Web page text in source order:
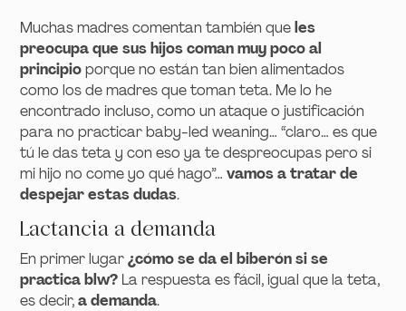
Muchas madres comentan también queles
preocupa que sus hijos coman muy poco al
principioporque no están tan bien alimentados
como los de madres que toman teta. Me lo he
encontrado incluso, como un ataque o justificación
para no practicar baby-led weaning… “claro… es que
tú le das teta y con eso ya te despreocupas pero si
mi hijo no come yo qué hago”…vamos a tratar de
despejar estas dudas.
Lactancia a demanda
En primer lugar¿cómo se da el biberón si se
practica blw? La respuesta es fácil, igual que la teta,
es decir,a demanda.